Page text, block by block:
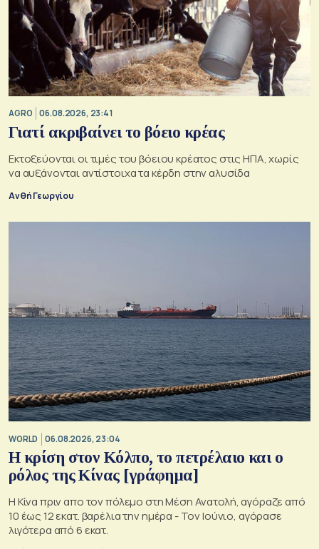
AGRO 06.08.2026, 23:41
Γιατί ακριβαίνει το βόειο κρέας
Εκτοξεύονται οι τιμές του βόειου κρέατος στις ΗΠΑ, χωρίς
να αυξάνονται αντίστοιχα τα κέρδη στην αλυσίδα
Ανθή Γεωργίου
WORLD 06.08.2026, 23:04
Η κρίση στoν Κόλπο, το πετρέλαιο και ο
ρόλος της Κίνας [γράφημα]
Η Κίνα πριν απο τον πόλεμο στη Μέση Ανατολή, αγόραζε από
10 έως 12 εκατ. βαρέλια την ημέρα - Τον Ιούνιο, αγόρασε
λιγότερα από 6 εκατ.